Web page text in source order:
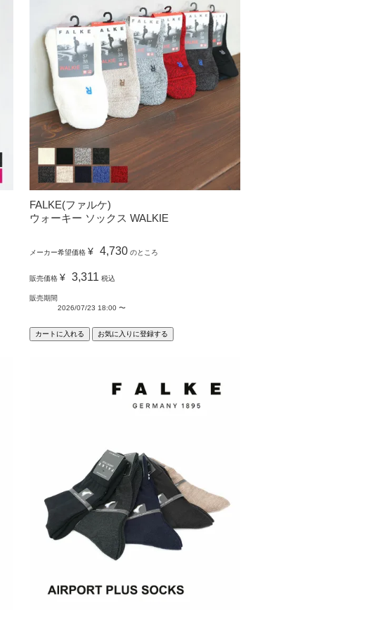
FALKE(ファルケ)
ウォーキー ソックス WALKIE
メーカー希望価格 ¥ 4,730 のところ
販売価格 ¥ 3,311 税込
販売期間
2026/07/23 18:00 〜
カートに入れる お気に入りに登録する